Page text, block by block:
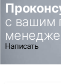
с вашим
Написать